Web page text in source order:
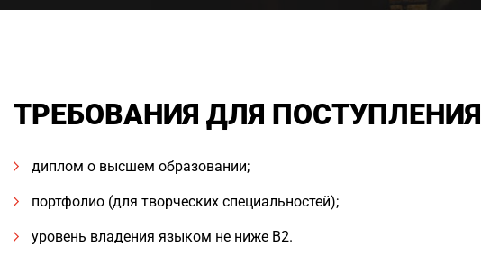
ТРЕБОВАНИЯ ДЛЯ ПОСТУПЛЕНИЯ
диплом о высшем образовании;
портфолио (для творческих специальностей);
уровень владения языком не ниже В2.